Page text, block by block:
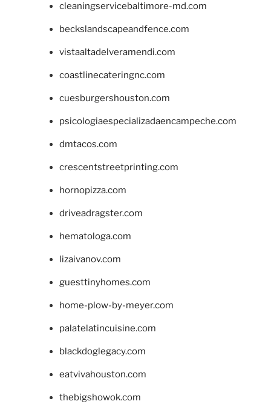
cleaningservicebaltimore-md.com
beckslandscapeandfence.com
vistaaltadelveramendi.com
coastlinecateringnc.com
cuesburgershouston.com
psicologiaespecializadaencampeche.com
dmtacos.com
crescentstreetprinting.com
hornopizza.com
driveadragster.com
hematologa.com
lizaivanov.com
guesttinyhomes.com
home-plow-by-meyer.com
palatelatincuisine.com
blackdoglegacy.com
eatvivahouston.com
thebigshowok.com